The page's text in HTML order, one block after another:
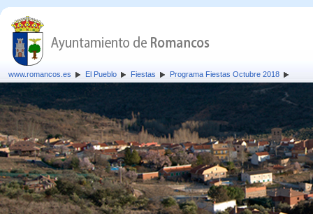
www.romancos.es El Pueblo Fiestas Programa Fiestas Octubre 2018